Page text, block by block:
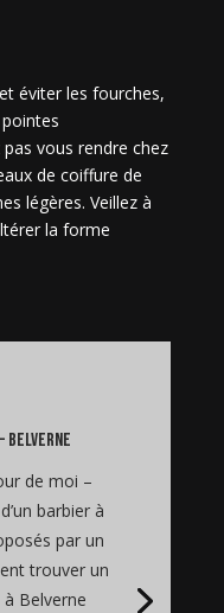
éviter les fourches,
vous rendre chez
de coiffure de
légères. Veillez à
la forme
Belverne
de moi –
barbier à
par un
trouver un
Belverne